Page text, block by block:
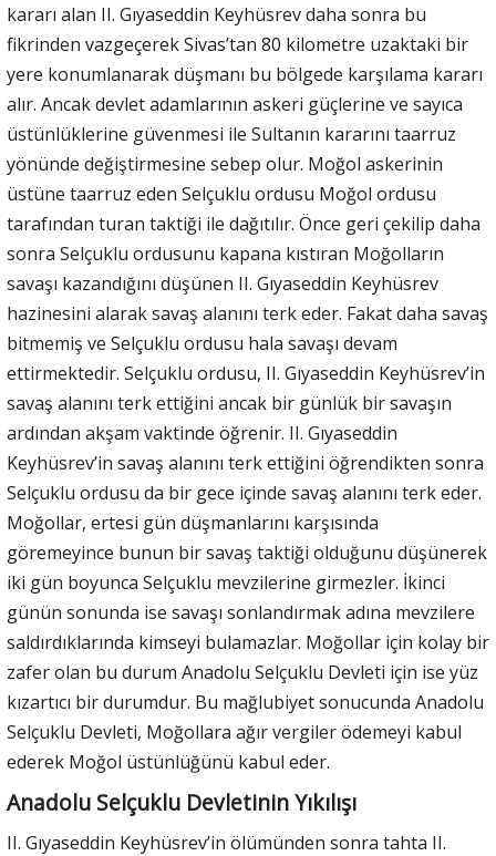
kararı alan II. Gıyaseddin Keyhüsrev daha sonra bu
fikrinden vazgeçerek Sivas’tan 80 kilometre uzaktaki bir
yere konumlanarak düşmanı bu bölgede karşılama kararı
alır. Ancak devlet adamlarının askeri güçlerine ve sayıca
üstünlüklerine güvenmesi ile Sultanın kararını taarruz
yönünde değiştirmesine sebep olur. Moğol askerinin
üstüne taarruz eden Selçuklu ordusu Moğol ordusu
tarafından turan taktiği ile dağıtılır. Önce geri çekilip daha
sonra Selçuklu ordusunu kapana kıstıran Moğolların
savaşı kazandığını düşünen II. Gıyaseddin Keyhüsrev
hazinesini alarak savaş alanını terk eder. Fakat daha savaş
bitmemiş ve Selçuklu ordusu hala savaşı devam
ettirmektedir. Selçuklu ordusu, II. Gıyaseddin Keyhüsrev’in
savaş alanını terk ettiğini ancak bir günlük bir savaşın
ardından akşam vaktinde öğrenir. II. Gıyaseddin
Keyhüsrev’in savaş alanını terk ettiğini öğrendikten sonra
Selçuklu ordusu da bir gece içinde savaş alanını terk eder.
Moğollar, ertesi gün düşmanlarını karşısında
göremeyince bunun bir savaş taktiği olduğunu düşünerek
iki gün boyunca Selçuklu mevzilerine girmezler. İkinci
günün sonunda ise savaşı sonlandırmak adına mevzilere
saldırdıklarında kimseyi bulamazlar. Moğollar için kolay bir
zafer olan bu durum Anadolu Selçuklu Devleti için ise yüz
kızartıcı bir durumdur. Bu mağlubiyet sonucunda Anadolu
Selçuklu Devleti, Moğollara ağır vergiler ödemeyi kabul
ederek Moğol üstünlüğünü kabul eder.
Anadolu Selçuklu Devletinin Yıkılışı
II. Gıyaseddin Keyhüsrev’in ölümünden sonra tahta II.